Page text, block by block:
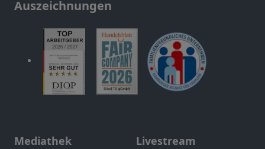
Auszeichnungen
Mediathek Livestream